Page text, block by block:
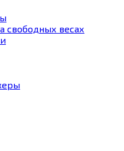
свободных весах